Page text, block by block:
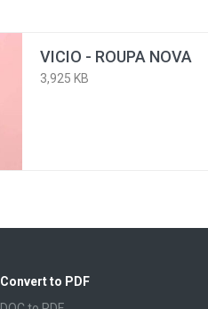
VICIO - ROUPA NOVA
3,925 KB
Convert to PDF